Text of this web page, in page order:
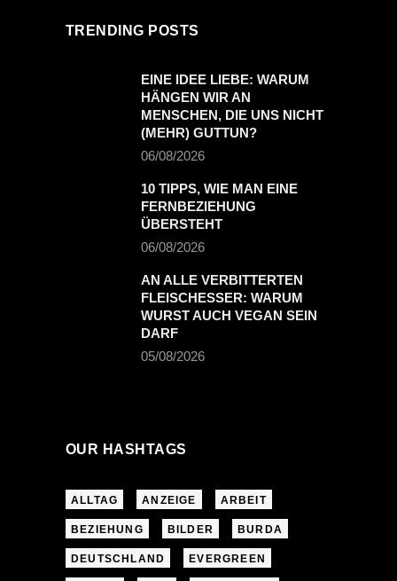
TRENDING POSTS
EINE IDEE LIEBE: WARUM
HÄNGEN WIR AN
MENSCHEN, DIE UNS NICHT
(MEHR) GUTTUN?
06/08/2026
10 TIPPS, WIE MAN EINE
FERNBEZIEHUNG
ÜBERSTEHT
06/08/2026
AN ALLE VERBITTERTEN
FLEISCHESSER: WARUM
WURST AUCH VEGAN SEIN
DARF
05/08/2026
OUR HASHTAGS
ALLTAG ANZEIGE ARBEIT
BEZIEHUNG BILDER BURDA
DEUTSCHLAND EVERGREEN